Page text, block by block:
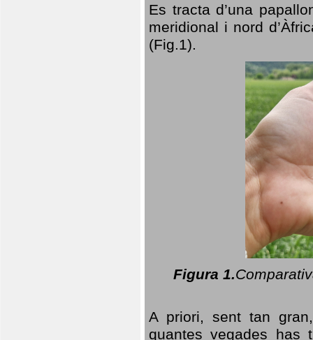
Es tracta d’una
meridional i nord
(Fig.1).
Figura 1.
A priori, sent tan
quantes vegades has